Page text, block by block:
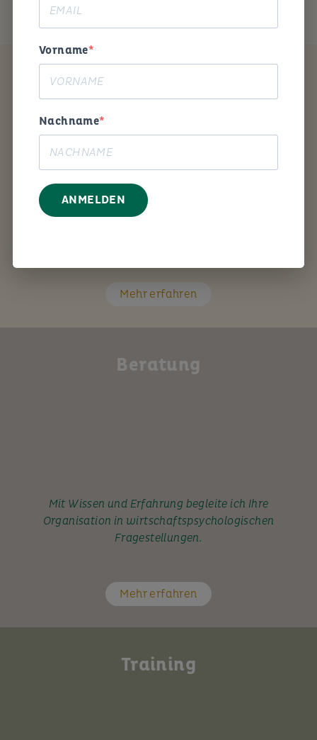
Mit den richtigen Fragen unterstütze ich Sie Schritt
Mehr erfahren
Beratung
Mit Wissen und Erfahrung begleite ich Ihre
Organisation in wirtschaftspsychologischen
Fragestellungen.
Mehr erfahren
Training
Vorname
Nachname
ANMELDEN